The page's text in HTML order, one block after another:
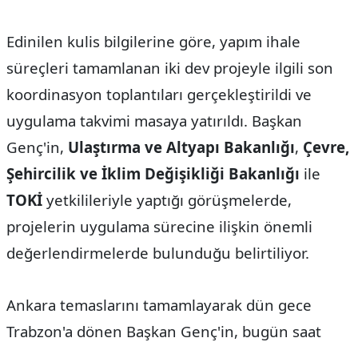
Edinilen kulis bilgilerine göre, yapım ihale
süreçleri tamamlanan iki dev projeyle ilgili son
koordinasyon toplantıları gerçekleştirildi ve
uygulama takvimi masaya yatırıldı. Başkan
Genç'in, Ulaştırma ve Altyapı Bakanlığı, Çevre,
Şehircilik ve İklim Değişikliği Bakanlığı ile
TOKİ yetkilileriyle yaptığı görüşmelerde,
projelerin uygulama sürecine ilişkin önemli
değerlendirmelerde bulunduğu belirtiliyor.
Ankara temaslarını tamamlayarak dün gece
Trabzon'a dönen Başkan Genç'in, bugün saat